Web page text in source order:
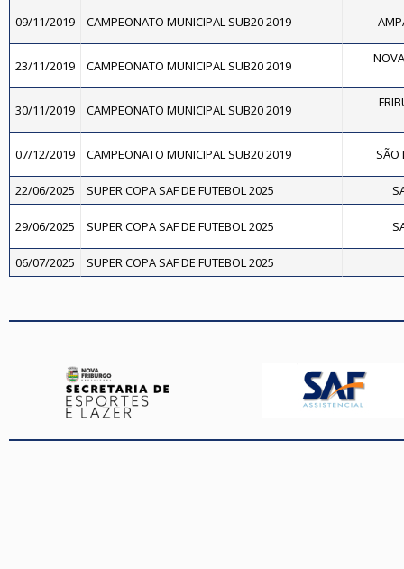
09/11/2019 CAMPEONATO MUNICIPAL SUB20 2019
23/11/2019 CAMPEONATO MUNICIPAL SUB20 2019
30/11/2019 CAMPEONATO MUNICIPAL SUB20 2019
07/12/2019 CAMPEONATO MUNICIPAL SUB20 2019 SÃO
22/06/2025 SUPER COPA SAF DE FUTEBOL 2025
29/06/2025 SUPER COPA SAF DE FUTEBOL 2025
06/07/2025 SUPER COPA SAF DE FUTEBOL 2025